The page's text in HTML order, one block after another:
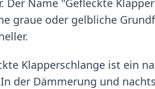
Der Name "Gefleckte
graue oder gelbliche
Klapperschlange ist ein
der Dämmerung und